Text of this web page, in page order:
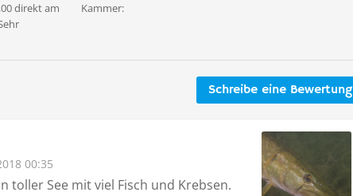
direkt am
Kammer:
Schreibe eine Bewertung
00:35
toller See mit viel Fisch und Krebsen.